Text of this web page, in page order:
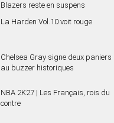
Blazers reste en suspens
La Harden Vol.10 voit rouge
Chelsea Gray signe deux paniers
au buzzer historiques
NBA 2K27 | Les Français, rois du
contre